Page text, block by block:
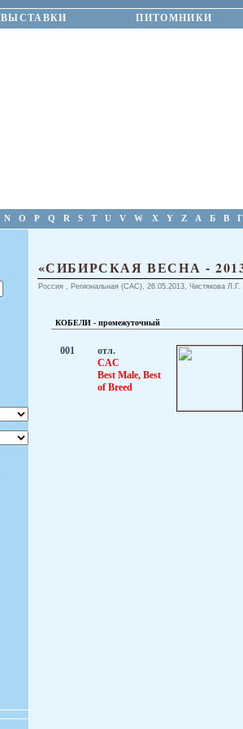
ВЫСТАВКИ ПИТОМНИКИ
N O P Q R S T U V W X Y Z А Б В Г
«СИБИРСКАЯ ВЕСНА -
Россия , Региональная (CAC), 26.05.2013, Чистякова Л.Г.
КОБЕЛИ - промежуточный
001
отл.
CAC
Best Male, Best
of Breed